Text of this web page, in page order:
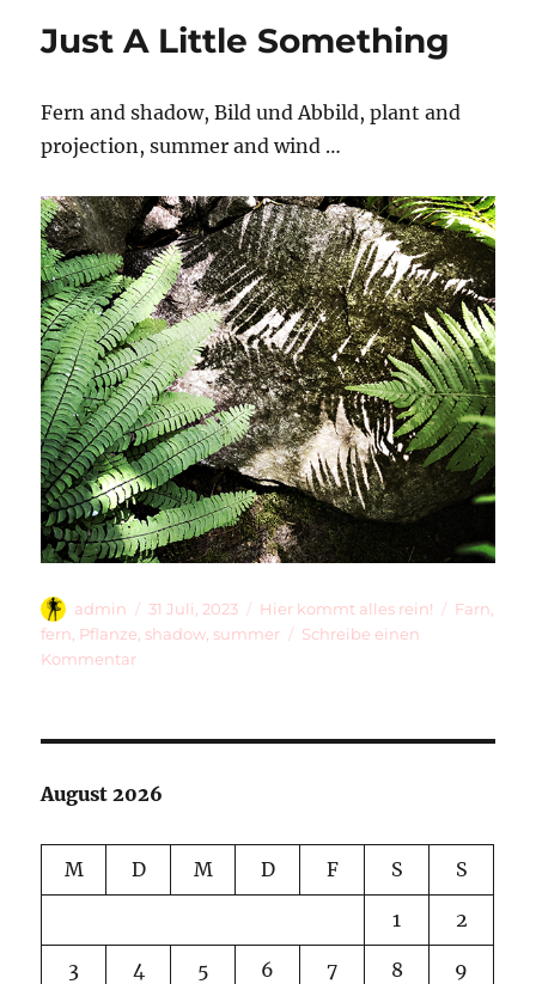
Just A Little Something
Fern and shadow, Bild und Abbild, plant and
projection, summer and wind …
Autor
admin
Veröffentlicht
am
31 Juli, 2023 Kategorien
Hier kommt alles rein! Farn
fern Pflanze shadow summer
Schreibe einen
Kommentarzu
August 2026
M D M D F S S
1 2
3 4 5 6 7 8 9